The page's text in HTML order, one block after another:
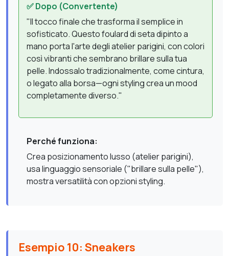
✅ Dopo (Convertente)
"Il tocco finale che trasforma il semplice in
sofisticato. Questo foulard di seta dipinto a
mano porta l'arte degli atelier parigini, con colori
così vibranti che sembrano brillare sulla tua
pelle. Indossalo tradizionalmente, come cintura,
o legato alla borsa—ogni styling crea un mood
completamente diverso."
Perché funziona:
Crea posizionamento lusso (atelier parigini),
usa linguaggio sensoriale ("brillare sulla pelle"),
mostra versatilità con opzioni styling.
Esempio 10: Sneakers